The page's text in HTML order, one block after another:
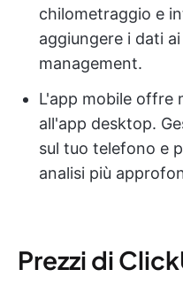
chilometraggio e
aggiungere i dati
management.
L'app mobile offre
all'app desktop.
sul tuo telefono e
analisi più
Prezzi di